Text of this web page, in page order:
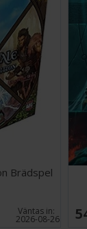
Brädspel
Väntas in:
2026-08-26